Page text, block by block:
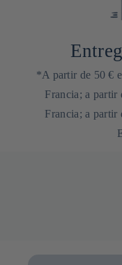
*A partir de 50 €
Francia; a partir
Francia; a partir